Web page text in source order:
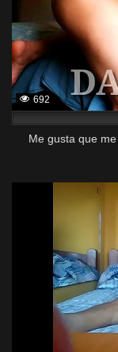
692
Me gusta que